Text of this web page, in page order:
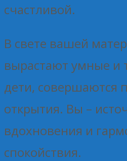
счастливой.
В свете вашей
вырастают умные и
дети, совершаются
открытия. Вы –
вдохновения и
спокойствия.